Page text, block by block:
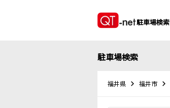
駐車場検索
駐車場検索
福井県 福井市